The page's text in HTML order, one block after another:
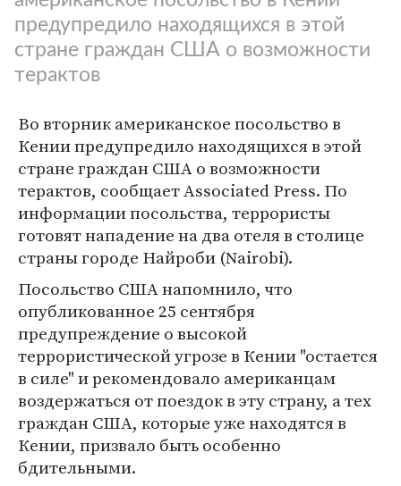
предупредило находящихся в этой
стране граждан США о возможности
терактов
Во вторник американское посольство в
Кении предупредило находящихся в этой
стране граждан США о возможности
терактов, сообщает Associated Press. По
информации посольства, террористы
готовят нападение на два отеля в столице
страны городе Найроби (Nairobi).
Посольство США напомнило, что
опубликованное 25 сентября
предупреждение о высокой
террористической угрозе в Кении "остается
в силе" и рекомендовало американцам
воздержаться от поездок в эту страну, а тех
граждан США, которые уже находятся в
Кении, призвало быть особенно
бдительными.